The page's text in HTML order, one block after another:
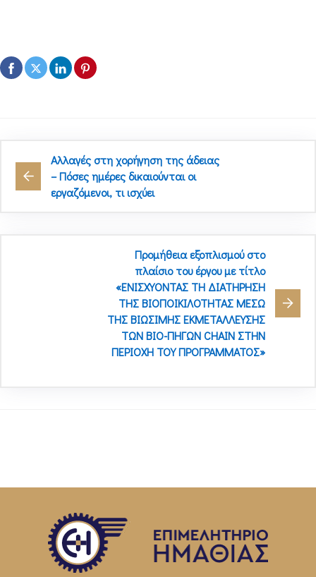
Αλλαγές στη χορήγηση της άδειας
– Πόσες ημέρες δικαιούνται οι
εργαζόμενοι, τι ισχύει
Προμήθεια εξοπλισμού στο
πλαίσιο του έργου με τίτλο
«ΕΝΙΣΧΥΟΝΤΑΣ ΤΗ ΔΙΑΤΗΡΗΣΗ
ΤΗΣ ΒΙΟΠΟΙΚΙΛΟΤΗΤΑΣ ΜΕΣΩ
ΤΗΣ ΒΙΩΣΙΜΗΣ ΕΚΜΕΤΑΛΛΕΥΣΗΣ
ΤΩΝ ΒΙΟ-ΠΗΓΩΝ CHAIN ΣΤΗΝ
ΠΕΡΙΟΧΗ ΤΟΥ ΠΡΟΓΡΑΜΜΑΤΟΣ»